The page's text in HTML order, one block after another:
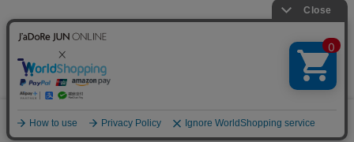
0
© JUN CO.,LTD. ALL RIGHTS RESERVED.